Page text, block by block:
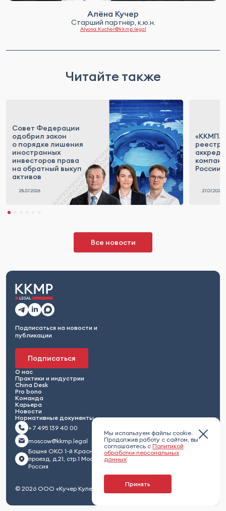
Алёна Кучер
Старший партнёр, к.ю.н.
Alyona.Kucher@kkmp.legal
Читайте также
Совет Федерации
одобрил закон
о порядке лишения
иностранных
инвесторов права
на обратный выкуп
активов
реестр
России
Все новости
Мы используем файлы cookie.
Продолжив работу с сайтом, вы
соглашаетесь с Политикой
обработки персональных
данных
Принять
Подписаться на новости и
публикации
Подписаться
О нас
Практики и индустрии
China Desk
Pro bono
Команда
Карьера
Новости
Нормативные документы
+ 7 495 139 40 00
moscow@kkmp.legal
Башня ОКО 1-й Красногвардейский
проезд, д.21, стр.1 Москва 123112,
Россия
© 2026 ООО «Кучер Кулешов Максименко и партнеры»